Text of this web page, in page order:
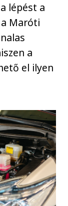
lépést a
Maróti
a
el ilyen